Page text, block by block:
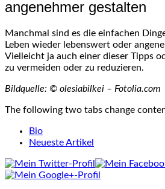
angenehmer gestalten
Manchmal sind es die einfachen
Leben wieder lebenswert oder
Vielleicht ja auch einer dieser Tipps
zu vermeiden oder zu reduzieren.
Bildquelle: © olesiabilkei – Fotolia.com
The following two tabs change
Bio
Neueste Artikel